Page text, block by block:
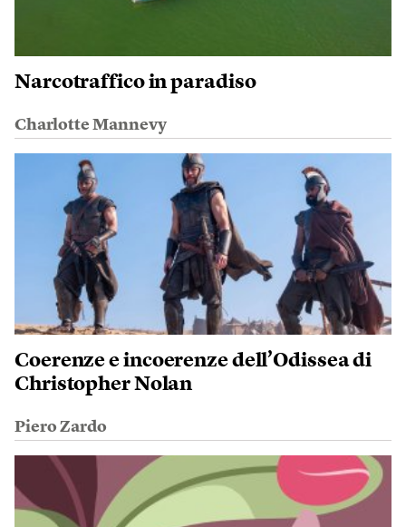
Narcotraffico in paradiso
Charlotte Mannevy
Coerenze e incoerenze dell’Odissea di
Christopher Nolan
Piero Zardo